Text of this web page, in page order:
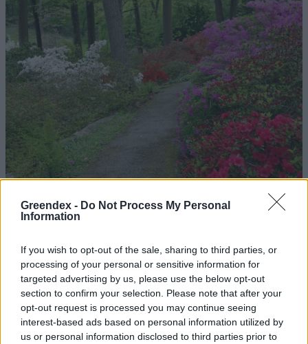
Greendex - Do Not Process My Personal
Information
If you wish to opt-out of the sale, sharing to third parties, or
processing of your personal or sensitive information for
targeted advertising by us, please use the below opt-out
section to confirm your selection. Please note that after your
opt-out request is processed you may continue seeing
interest-based ads based on personal information utilized by
us or personal information disclosed to third parties prior to
is. A jó idő beköszöntével érdemes minél többet felkeresni.
Születésnapi programokkal várja a
hétvégén a közönséget a 160 éves
Fővárosi Állatkert